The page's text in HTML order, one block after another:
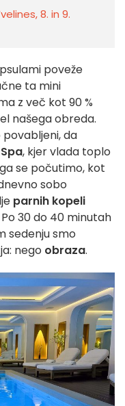
8. in 9.
poveže
ta mini
z več kot 90 %
našega obreda.
da
, kjer vlada toplo
se počutimo, kot
sobo
parnih kopeli
Po 30 do 40 minutah
sedenju smo
nego obraza.